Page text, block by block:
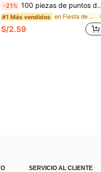
-21% 100 piezas de puntos de pegamento de doble cara para globos, accesorios de decoración de globos DIY
#1 Más vendidos en Fiesta de bodas Accesorios para globos
S/2.59
SERVICIO AL CLIENTE